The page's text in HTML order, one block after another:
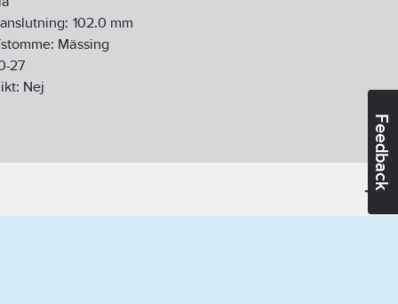
Feedback
102.0 mm
Mässing
27
Nej